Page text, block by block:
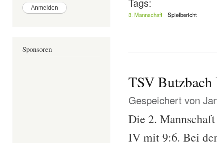
Sponsoren
3. Mannschaft Spielbericht
TSV
Gespeichert von
Die 2.
IV mit 9:6. Bei